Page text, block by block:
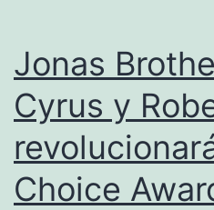
Jonas
Cyrus y
Choice